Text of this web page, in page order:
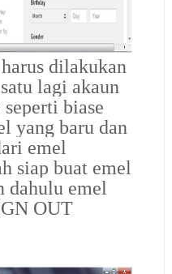
dilakukan
lagi akaun
biase
yang baru dan
emel
siap buat emel
dahulu emel
OUT